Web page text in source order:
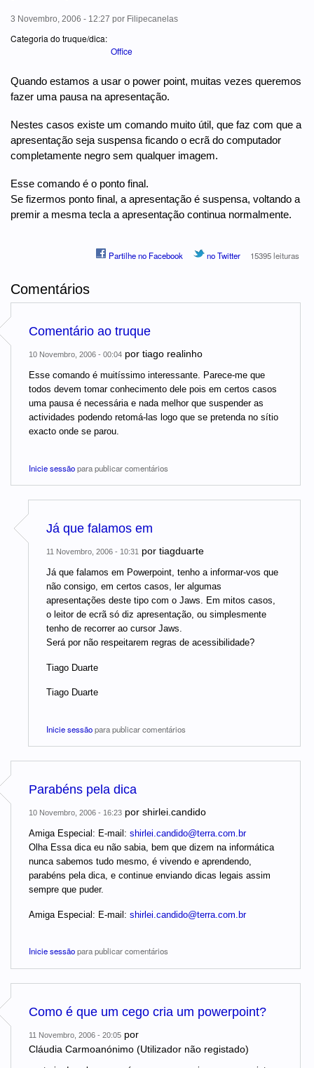
3 Novembro, 2006 - 12:27 por Filipecanelas
Categoria do truque/dica:
Office
Quando estamos a usar o power point, muitas vezes queremos
fazer uma pausa na apresentação.
Nestes casos existe um comando muito útil, que faz com que a
apresentação seja suspensa ficando o ecrã do computador
completamente negro sem qualquer imagem.
Esse comando é o ponto final.
Se fizermos ponto final, a apresentação é suspensa, voltando a
premir a mesma tecla a apresentação continua normalmente.
Partilhe no Facebook no Twitter 15395 leituras
Comentários
Comentário ao truque
10 Novembro, 2006 - 00:04 por tiago realinho
Esse comando é muitíssimo interessante. Parece-me que
todos devem tomar conhecimento dele pois em certos casos
uma pausa é necessária e nada melhor que suspender as
actividades podendo retomá-las logo que se pretenda no sítio
exacto onde se parou.
Inicie sessãopara publicar comentários
Já que falamos em
11 Novembro, 2006 - 10:31 por tiagduarte
Já que falamos em Powerpoint, tenho a informar-vos que
não consigo, em certos casos, ler algumas
apresentações deste tipo com o Jaws. Em mitos casos,
o leitor de ecrã só diz apresentação, ou simplesmente
tenho de recorrer ao cursor Jaws.
Será por não respeitarem regras de acessibilidade?
Tiago Duarte
Tiago Duarte
Inicie sessãopara publicar comentários
Parabéns pela dica
10 Novembro, 2006 - 16:23 por shirlei.candido
Amiga Especial: E-mail: shirlei.candido@terra.com.br
Olha Essa dica eu não sabia, bem que dizem na informática
nunca sabemos tudo mesmo, é vivendo e aprendendo,
parabéns pela dica, e continue enviando dicas legais assim
sempre que puder.
Amiga Especial: E-mail: shirlei.candido@terra.com.br
Inicie sessãopara publicar comentários
Como é que um cego cria um powerpoint?
11 Novembro, 2006 - 20:05 por
Cláudia Carmoanónimo (Utilizador não registado)